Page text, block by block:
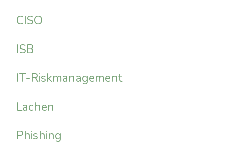
CISO
ISB
IT-Riskmanagement
Lachen
Phishing